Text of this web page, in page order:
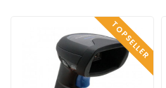
TOPSELLER